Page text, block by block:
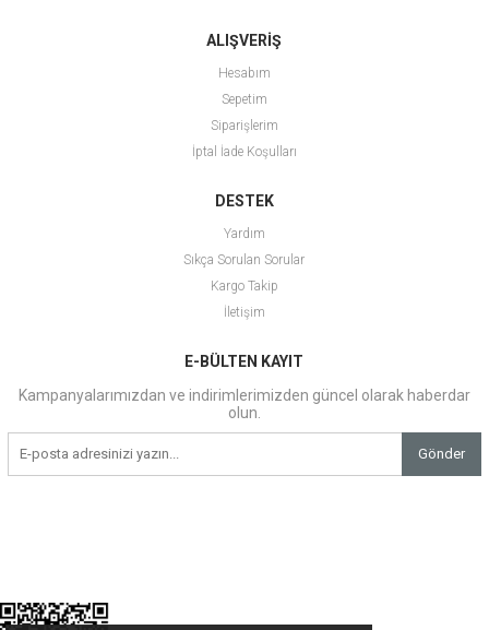
ALIŞVERİŞ
Hesabım
Sepetim
Siparişlerim
İptal İade Koşulları
DESTEK
Yardım
Sıkça Sorulan Sorular
Kargo Takip
İletişim
E-BÜLTEN KAYIT
Kampanyalarımızdan ve indirimlerimizden güncel olarak haberdar
olun.
Gönder